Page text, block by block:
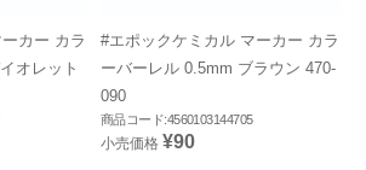
カー カラ
オレット
#エポックケミカル マーカー カラ
ーバーレル 0.5mm ブラウン 470-
090
商品コード:4560103144705
小売価格 ¥90